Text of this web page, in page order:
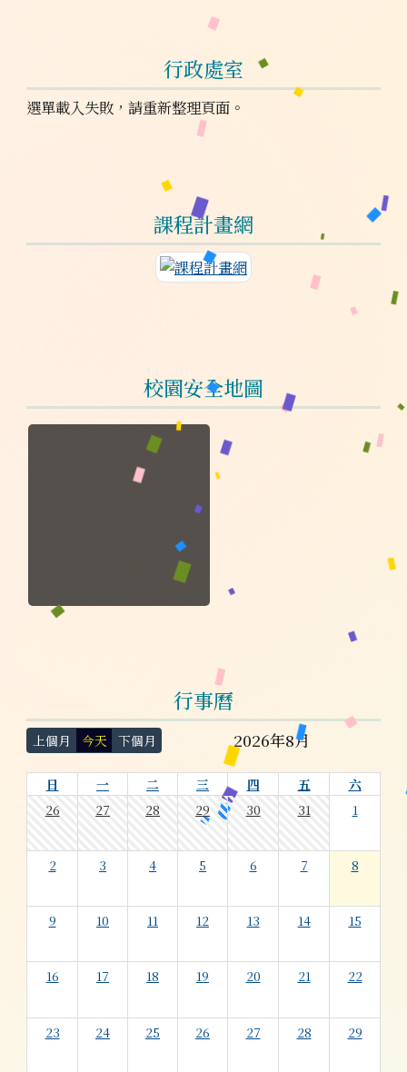
行政處室
選單載入失敗，請重新整理頁面。
課程計畫網
連至課程計畫網
校園安全地圖
於彈跳視窗觀看：校園安全地圖.jpg
行事曆
上個月 今天 下個月 2026年8月
日 一 二 三 四 五
六
26
27 28 29 30 31 1
2 3 4 5 6 7 8
9 10 11 12 13 14 15
16 17 18 19 20 21 22
23 24 25 26 27 28 29